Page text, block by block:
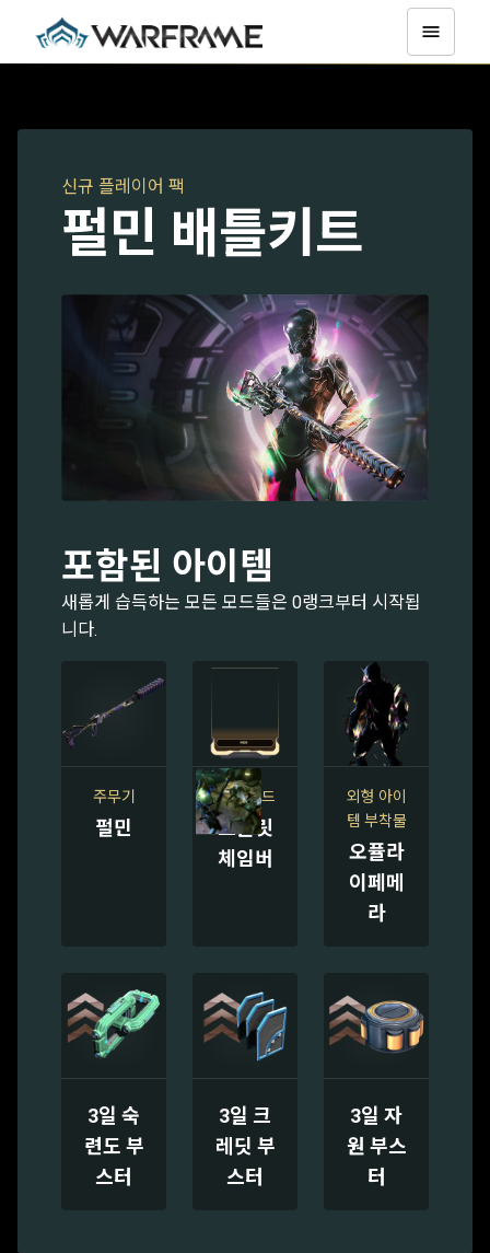
신규 플레이어 팩
펄민 배틀키트
포함된 아이템
새롭게 습득하는 모든 모드들은 0랭크부터 시작됩
니다.
주무기
펄민
소총 모드
스플릿
체임버
외형 아이
템 부착물
오퓰라
이페메
라
3일 숙
련도 부
스터
3일 크
레딧 부
스터
3일 자
원 부스
터